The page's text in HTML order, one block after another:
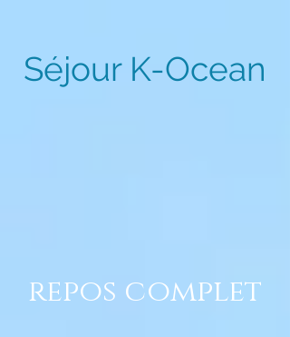
Séjour K-Ocean
repos complet